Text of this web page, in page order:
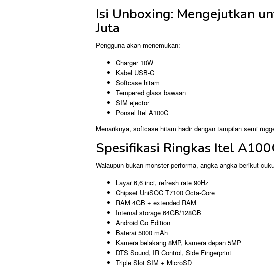
Isi Unboxing: Mengejutkan
Juta
Pengguna akan menemukan:
Charger 10W
Kabel USB-C
Softcase hitam
Tempered glass bawaan
SIM ejector
Ponsel Itel A100C
Menariknya, softcase hitam hadir dengan tampilan semi
Spesifikasi Ringkas Itel
Walaupun bukan monster performa, angka-angka berikut
Layar 6,6 inci, refresh rate 90Hz
Chipset UniSOC T7100 Octa-Core
RAM 4GB + extended RAM
Internal storage 64GB/128GB
Android Go Edition
Baterai 5000 mAh
Kamera belakang 8MP, kamera depan 5MP
DTS Sound, IR Control, Side Fingerprint
Triple Slot SIM + MicroSD